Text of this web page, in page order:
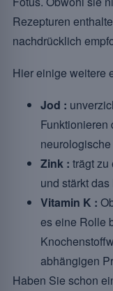
Rezepturen
nachdrücklich
Hier einige weitere
Jod :
Funktionieren
Zink : trägt
und stärkt
Vitamin K :
es eine Rolle
abhängigen
Haben Sie schon